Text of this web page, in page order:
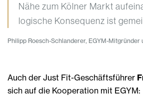
Nähe zum Kölner Markt
logische Konsequenz ist
Philipp Roesch-Schlanderer, EGYM-
Auch der Just Fit-Geschäftsführer
sich auf die Kooperation mit EGYM: